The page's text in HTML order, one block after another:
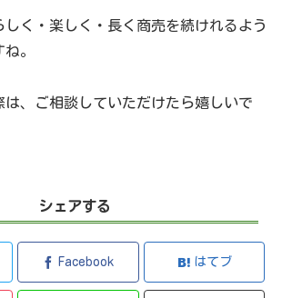
しく・楽しく・長く商売を続けれるよう
。
は、ご相談していただけたら嬉しいで
シェアする
Facebook はてブ